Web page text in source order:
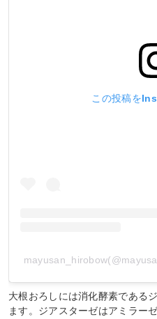
この投稿を
大根おろしには消化酵素である
ます。ジアスターゼはアミラー